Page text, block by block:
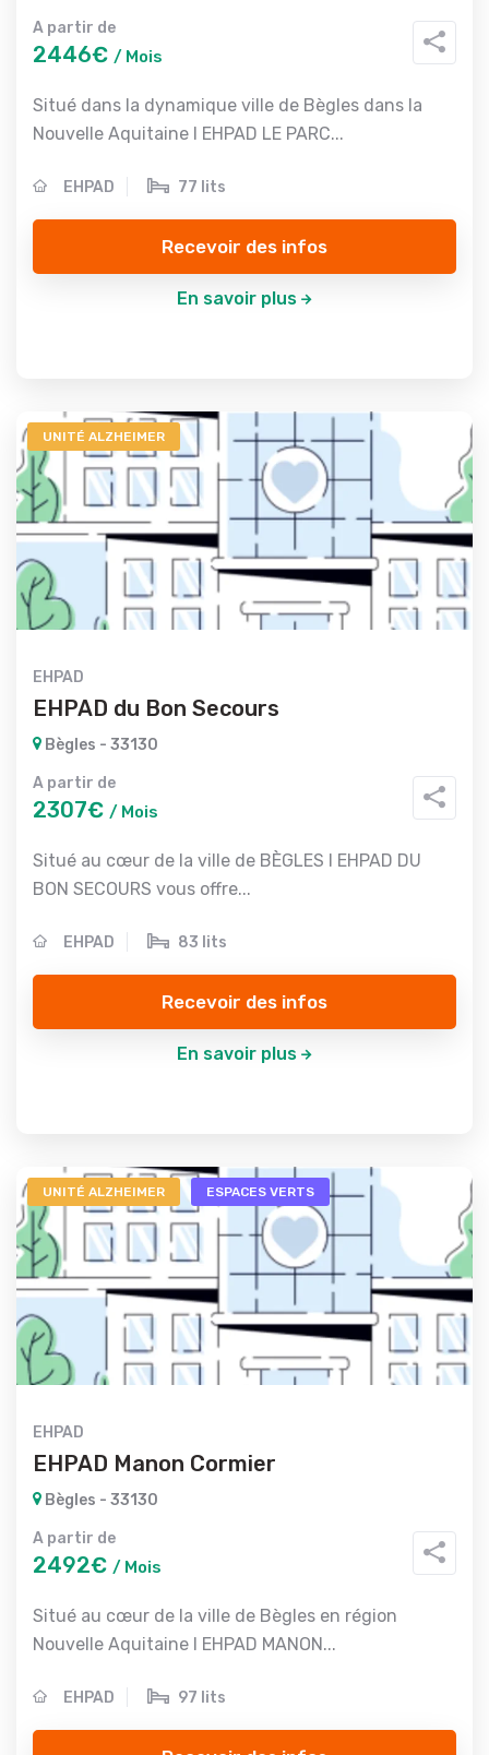
A partir de
2446€ / Mois
Situé dans la dynamique ville de Bègles dans la
Nouvelle Aquitaine l EHPAD LE PARC...
EHPAD 77 lits
Recevoir des infos
En savoir plus
UNITÉ ALZHEIMER
EHPAD
EHPAD du Bon Secours
Bègles - 33130
A partir de
2307€ / Mois
Situé au cœur de la ville de BÈGLES l EHPAD DU
BON SECOURS vous offre...
EHPAD 83 lits
Recevoir des infos
En savoir plus
UNITÉ ALZHEIMER ESPACES VERTS
EHPAD
EHPAD Manon Cormier
Bègles - 33130
A partir de
2492€ / Mois
Situé au cœur de la ville de Bègles en région
Nouvelle Aquitaine l EHPAD MANON...
EHPAD 97 lits